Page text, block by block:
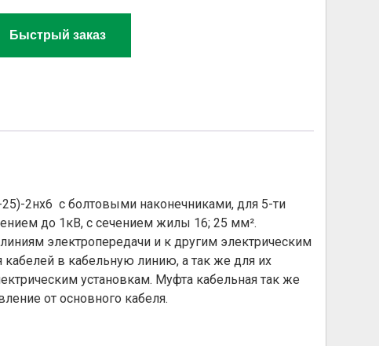
Быстрый заказ
2нх6 с болтовыми наконечниками, для 5-ти
до 1кВ, с сечением жилы 16; 25 мм².
электропередачи и к другим электрическим
в кабельную линию, а так же для их
установкам. Муфта кабельная так же
от основного кабеля.